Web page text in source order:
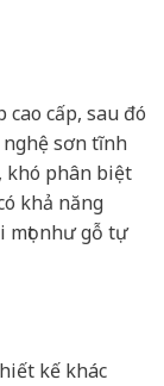
cấp, sau đó
sơn tĩnh
khó phân biệt
khả năng
mọt như gỗ tự
kế khác